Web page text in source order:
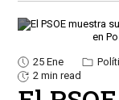
25 Ene
2 min read